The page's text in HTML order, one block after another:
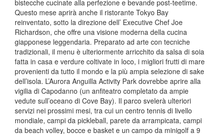
bistecche cucinate alla perfezione e bevande post-teetime.
Questo mese aprirà anche il ristorante Tokyo Bay
reinventato, sotto la direzione dell’ Executive Chef Joe
Richardson, che offre una visione moderna della cucina
giapponese leggendaria. Preparato ad arte con tecniche
tradizionali, il menu è ulteriormente arricchito da salsa di soia
fatta in casa e verdure coltivate in loco, i migliori frutti di mare
provenienti da tutto il mondo e la più ampia selezione di sake
dell’isola. L’Aurora Anguilla Activity Park dovrebbe aprire alla
vigilia di Capodanno (un anfiteatro completato da ampie
vedute sull’oceano di Cove Bay). Il parco svelerà ulteriori
servizi nei prossimi mesi, tra cui un centro tennis di livello
mondiale, campi da pickleball, parete da arrampicata, campi
da beach volley, bocce e basket e un campo da minigolf a 9